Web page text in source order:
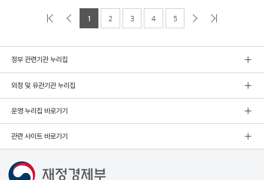
1 2 3 4 5
정부 관련기관 누리집
외청 및 유관기관 누리집
운영 누리집 바로가기
관련 사이트 바로가기